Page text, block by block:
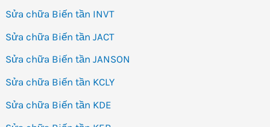
Sửa chữa Biến tần INVT
Sửa chữa Biến tần JACT
Sửa chữa Biến tần JANSON
Sửa chữa Biến tần KCLY
Sửa chữa Biến tần KDE